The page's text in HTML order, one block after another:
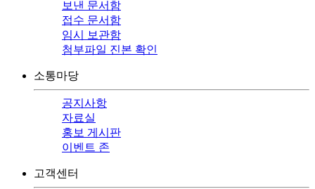
보낸 문서함
접수 문서함
임시 보관함
첨부파일 진본 확인
소통마당
공지사항
자료실
홍보 게시판
이벤트 존
고객센터